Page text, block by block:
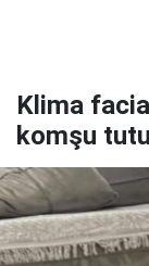
Klima
komşu